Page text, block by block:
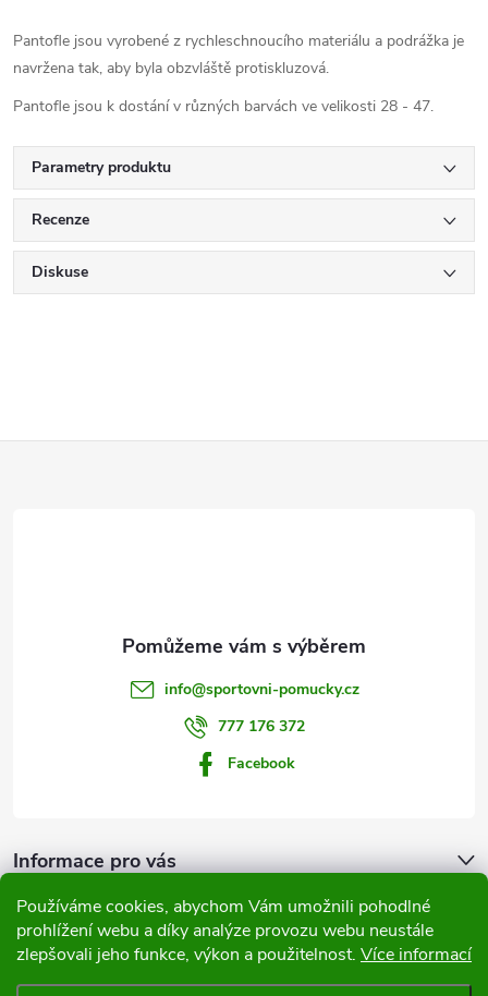
Používáme cookies, abychom Vám umožnili pohodlné
prohlížení webu a díky analýze provozu webu neustále
zlepšovali jeho funkce, výkon a použitelnost. Více informací
Pantofle jsou vyrobené z rychleschnoucího materiálu a podrážka je
navržena tak, aby byla obzvláště protiskluzová.
Pantofle jsou k dostání v různých barvách ve velikosti 28 - 47.
Parametry produktu
Recenze
Diskuse
info@sportovni-pomucky.cz
777 176 372
Facebook
Informace pro vás
Přijímáme online platby